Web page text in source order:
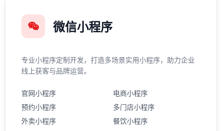
微信小程序
专业小程序定制开发，打造多场景实用小程序，助力企业
线上获客与品牌运营。
官网小程序
电商小程序
预约小程序
多门店小程序
外卖小程序
餐饮小程序